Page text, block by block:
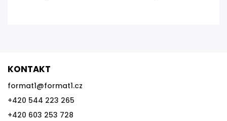
KONTAKT
format1@format1.cz
+420 544 223 265
+420 603 253 728